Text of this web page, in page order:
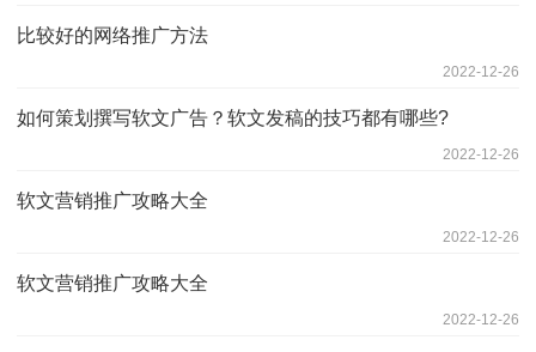
比较好的网络推广方法
2022-12-26
如何策划撰写软文广告？软文发稿的技巧都有哪些?
2022-12-26
软文营销推广攻略大全
2022-12-26
软文营销推广攻略大全
2022-12-26